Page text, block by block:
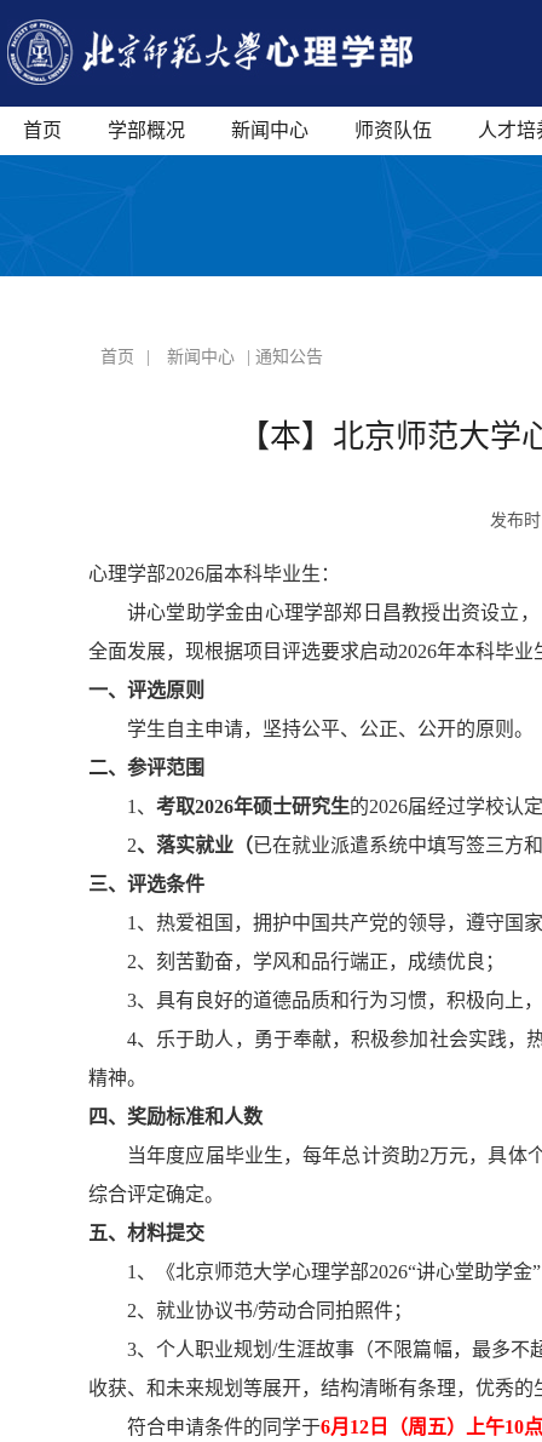
首页 学部概况 新闻中心 师资队伍 人才培
首页 新闻中心 | 通知公告
【本】北京师范大
发布
心理学部2026届本科毕业生：
讲心堂助学金由心理学部郑日昌教授出资设立
全面发展，现根据项目评选要求启动2026年本科毕
一、评选原则
学生自主申请，坚持公平、公正、公开的原则。
二、参评范围
1、 考取2026年硕士研究生的2026届经过学校认
2、落实就业（已在就业派遣系统中填写签三方
三、评选条件
1、热爱祖国，拥护中国共产党的领导，遵守国
2、刻苦勤奋，学风和品行端正，成绩优良；
3、具有良好的道德品质和行为习惯，积极向上
4、乐于助人，勇于奉献，积极参加社会实践，
精神。
四、奖励标准和人数
当年度应届毕业生，每年总计资助2万元，具体
综合评定确定。
五、材料提交
1、《北京师范大学心理学部2026“讲心堂助学金
2、就业协议书/劳动合同拍照件；
3、个人职业规划/生涯故事（不限篇幅，最多
收获、和未来规划等展开，结构清晰有条理，优秀
符合申请条件的同学于6月12日（周五）上午10